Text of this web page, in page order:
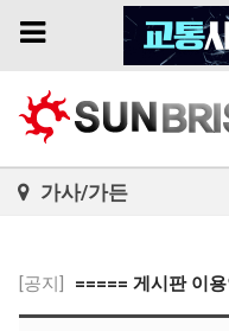
Toggle
가사/가든
[공지] ===== 게시판 이